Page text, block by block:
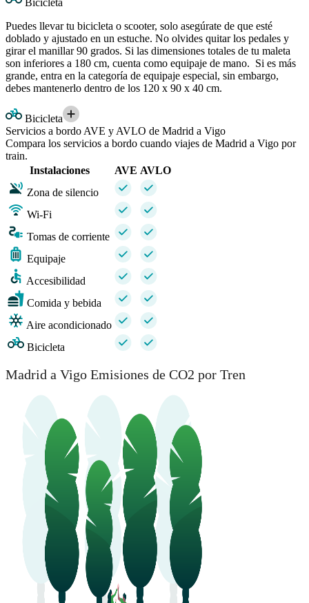
Puedes llevar tu bicicleta o scooter, solo asegúrate de que esté
doblado y ajustado en un estuche. No olvides quitar los pedales y
girar el manillar 90 grados. Si las dimensiones totales de tu maleta
son inferiores a 180 cm, cuenta como equipaje de mano. Si es más
grande, entra en la categoría de equipaje especial, sin embargo,
debes mantenerlo dentro de los 120 x 90 x 40 cm.
Bicicleta
Servicios a bordo AVE y AVLO de Madrid a Vigo
Compara los servicios a bordo cuando viajes de Madrid a Vigo por
train.
Instalaciones
AVE AVLO
Zona de silencio
Wi-Fi
Tomas de corriente
Equipaje
Accesibilidad
Comida y bebida
Aire acondicionado
Bicicleta
Madrid a Vigo Emisiones de CO2 por Tren